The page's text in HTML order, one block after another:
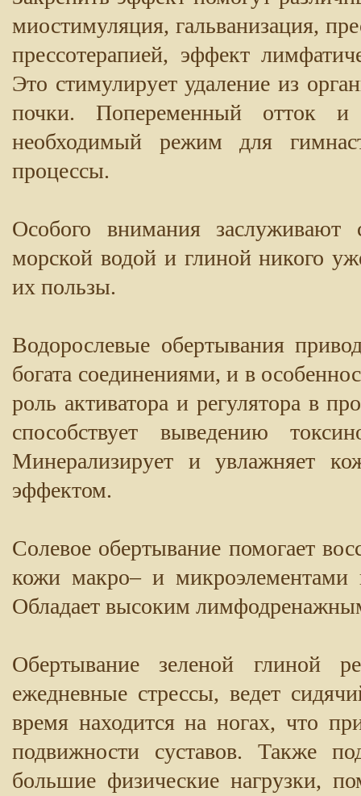
миостимуляция, гальванизация,
прессотерапией, эффект
Это стимулирует удаление из
почки. Попеременный отток
необходимый режим для
процессы.
Особого внимания заслуживают
морской водой и глиной никого
их пользы.
Водорослевые обертывания
богата соединениями, и в
роль активатора и регулятора в
способствует выведению
Минерализирует и увлажняет
эффектом.
Солевое обертывание помогает
кожи макро– и
Обладает высоким
Обертывание зеленой глиной
ежедневные стрессы, ведет
время находится на ногах, что
подвижности суставов. Также
большие физические нагрузки,